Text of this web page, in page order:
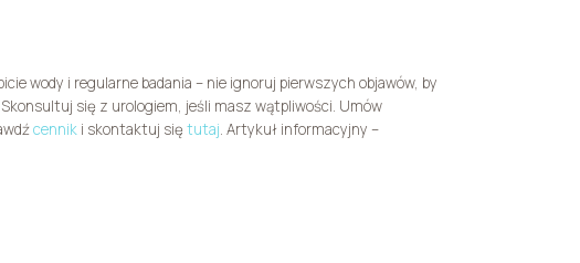
wody i regularne badania – nie ignoruj pierwszych objawów, by
się z urologiem, jeśli masz wątpliwości. Umów
cennik i skontaktuj się tutaj. Artykuł informacyjny –